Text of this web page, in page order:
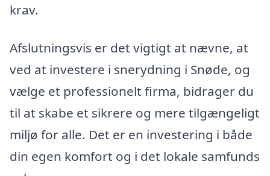
krav.
Afslutningsvis er det vigtigt at nævne, at
ved at investere i snerydning i Snøde, og
vælge et professionelt firma, bidrager du
til at skabe et sikrere og mere tilgængeligt
miljø for alle. Det er en investering i både
din egen komfort og i det lokale samfunds